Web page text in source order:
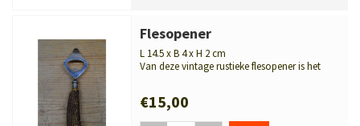
Flesopener
L 14.5 x B 4 x H 2 cm
Van deze vintage rustieke flesopener is het
€15,00